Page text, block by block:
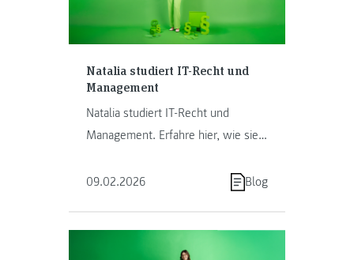
Natalia studiert IT-Recht und
Management
Natalia studiert IT-Recht und
Management. Erfahre hier, wie sie
einen Hut bringt.
09.02.2026 Blog